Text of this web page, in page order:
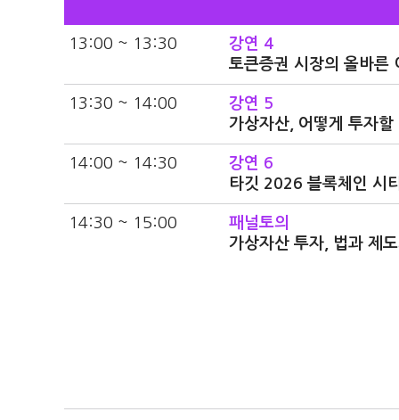
13:00 ~ 13:30
강연 4
토큰증권 시장의 올바른
13:30 ~ 14:00
강연 5
가상자산, 어떻게 투자할
14:00 ~ 14:30
강연 6
타깃 2026 블록체인 시
14:30 ~ 15:00
패널토의
가상자산 투자, 법과 제